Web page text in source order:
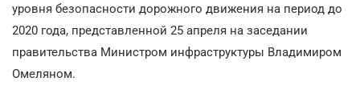
уровня безопасности дорожного движения на период до
2020 года, представленной 25 апреля на заседании
правительства Министром инфраструктуры Владимиром
Омеляном.